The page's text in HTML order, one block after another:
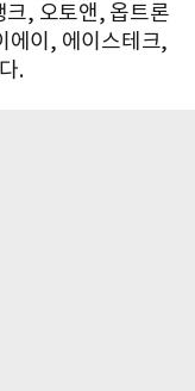
, 오토앤, 옵트론
에이, 에이스테크,
.